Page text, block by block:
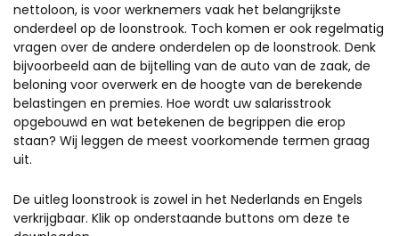
nettoloon, is voor werknemers vaak het belangrijkste
onderdeel op de loonstrook. Toch komen er ook regelmatig
vragen over de andere onderdelen op de loonstrook. Denk
bijvoorbeeld aan de bijtelling van de auto van de zaak, de
beloning voor overwerk en de hoogte van de berekende
belastingen en premies. Hoe wordt uw salarisstrook
opgebouwd en wat betekenen de begrippen die erop
staan? Wij leggen de meest voorkomende termen graag
uit.
De uitleg loonstrook is zowel in het Nederlands en Engels
verkrijgbaar. Klik op onderstaande buttons om deze te